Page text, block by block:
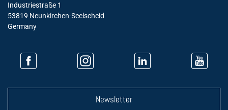
Industriestraße 1
53819 Neunkirchen-Seelscheid
Germany
Newsletter